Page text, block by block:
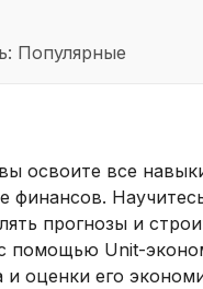
Популярные
освоите все
прогнозы и
помощью Unit-
и оценки его